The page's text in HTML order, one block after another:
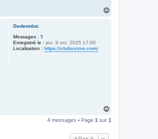
Gedeonluc
Messages : 5
Enregistré le : jeu. 9 oct. 2025 17:00
Localisation : https://cbdissimo.com/
u
4 messages • Page 1 sur 1